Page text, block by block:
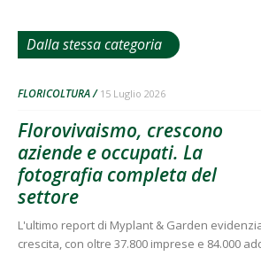
Dalla stessa categoria
FLORICOLTURA 15 Luglio 2026
Florovivaismo, crescono
aziende e occupati. La
fotografia completa del
settore
L'ultimo report di Myplant & Garden
crescita, con oltre 37.800 imprese e 84.000